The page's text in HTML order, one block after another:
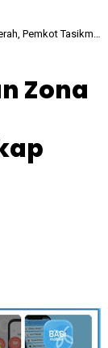
Tasikmalaya Bersikap
Zona